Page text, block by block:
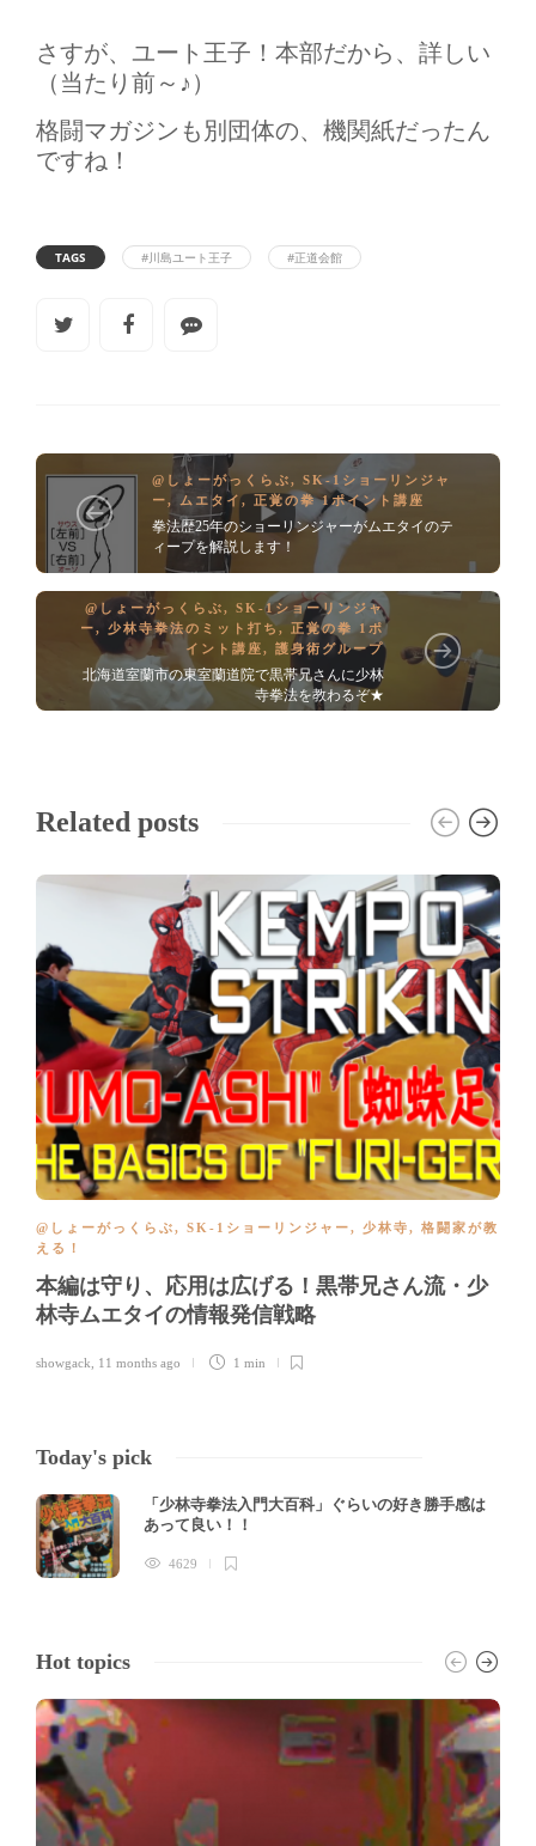
さすが、ユート王子！本部だから、詳しい
（当たり前～♪）
格闘マガジンも別団体の、機関紙だったん
ですね！
TAGS #川島ユート王子 #正道会館
@しょーがっくらぶ, SK-1ショーリンジャ
ー, ムエタイ, 正覚の拳 1ポイント講座
拳法歴25年のショーリンジャーがムエタイのテ
ィープを解説します！
@しょーがっくらぶ, SK-1ショーリンジャ
ー, 少林寺拳法のミット打ち, 正覚の拳 1ポ
イント講座, 護身術グループ
北海道室蘭市の東室蘭道院で黒帯兄さんに少林
寺拳法を教わるぞ★
Related posts
@しょーがっくらぶ, SK-1ショーリンジャー, 少林寺, 格闘家が教
える！
本編は守り、応用は広げる！黒帯兄さん流・少
林寺ムエタイの情報発信戦略
showgack 11 months ago 1 min
Today's pick
「少林寺拳法入門大百科」ぐらいの好き勝手感は
あって良い！！
4629
Hot topics